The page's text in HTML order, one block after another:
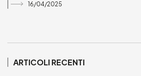
16/04/2025
ARTICOLI RECENTI